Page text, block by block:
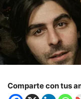
Comparte con tus